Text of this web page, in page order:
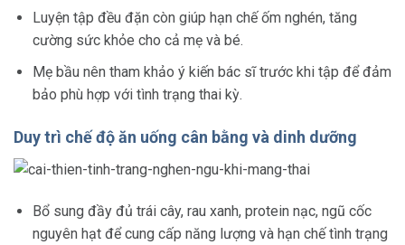
Luyện tập đều đặn còn giúp hạn chế ốm nghén, tăng
cường sức khỏe cho cả mẹ và bé.
Mẹ bầu nên tham khảo ý kiến bác sĩ trước khi tập để đảm
bảo phù hợp với tình trạng thai kỳ.
Duy trì chế độ ăn uống cân bằng và dinh dưỡng
Bổ sung đầy đủ trái cây, rau xanh, protein nạc, ngũ cốc
nguyên hạt để cung cấp năng lượng và hạn chế tình trạng